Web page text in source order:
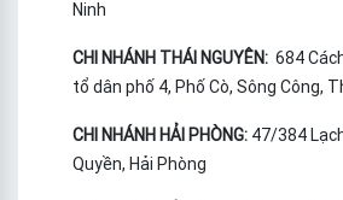
Ninh
CHI NHÁNH THÁI NGUYÊN: 684
tổ dân phố 4, Phố Cò, Sông Công,
CHI NHÁNH HẢI PHÒNG: 47/384
Quyền, Hải Phòng